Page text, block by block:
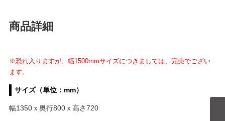
商品詳細
※恐れ入りますが、幅1500mmサイズにつきましては、完売でござい
ます。
サイズ（単位：mm）
幅1350ｘ奥行800ｘ高さ720